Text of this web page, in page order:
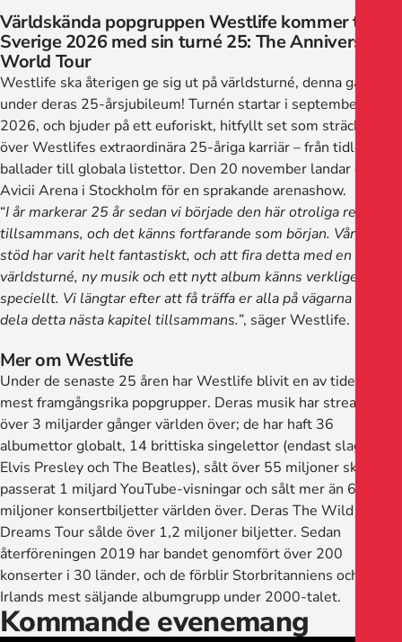
Världskända popgruppen Westlife kommer till
Sverige 2026 med sin turné 25: The Anniversary
World Tour
Westlife ska återigen ge sig ut på världsturné, denna gång
under deras 25-årsjubileum! Turnén startar i september
2026, och bjuder på ett euforiskt, hitfyllt set som sträcker sig
över Westlifes extraordinära 25-åriga karriär – från tidlösa
ballader till globala listettor. Den 20 november landar de i
Avicii Arena i Stockholm för en sprakande arenashow.
“I år markerar 25 år sedan vi började den här otroliga resan
tillsammans, och det känns fortfarande som början. Våra fans
stöd har varit helt fantastiskt, och att fira detta med en
världsturné, ny musik och ett nytt album känns verkligen
speciellt. Vi längtar efter att få träffa er alla på vägarna och
dela detta nästa kapitel tillsammans.”, säger Westlife.
Mer om Westlife
Under de senaste 25 åren har Westlife blivit en av tidernas
mest framgångsrika popgrupper. Deras musik har streamats
över 3 miljarder gånger världen över; de har haft 36
albumettor globalt, 14 brittiska singelettor (endast slagna av
Elvis Presley och The Beatles), sålt över 55 miljoner skivor,
passerat 1 miljard YouTube-visningar och sålt mer än 6
miljoner konsertbiljetter världen över. Deras The Wild
Dreams Tour sålde över 1,2 miljoner biljetter. Sedan
återföreningen 2019 har bandet genomfört över 200
konserter i 30 länder, och de förblir Storbritanniens och
Irlands mest säljande albumgrupp under 2000-talet.
Kommande evenemang